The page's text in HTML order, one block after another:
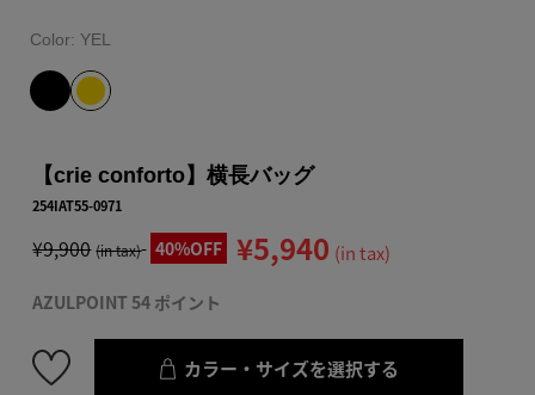
Color: YEL
【crie conforto】横長バッグ
254IAT55-0971
¥9,900 (in tax) 40%OFF ¥5,940 (in tax)
AZULPOINT 54 ポイント
カラー・サイズを選択する